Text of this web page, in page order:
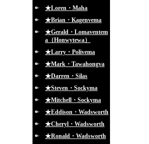
★Loren・Maha
★Brian・Kagenvema
★Gerald・Lomaventem
a（Honwytewa）
★Larry・Polivema
★Mark・Tawahongva
★Darren・Silas
★Steven・Sockyma
★Mitchell・Sockyma
★Eddison・Wadsworth
★Cheryl・Wadsworth
★Ronald・Wadsworth